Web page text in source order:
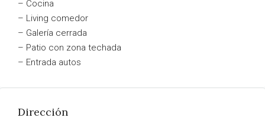
– Cocina
– Living comedor
– Galería cerrada
– Patio con zona techada
– Entrada autos
Dirección